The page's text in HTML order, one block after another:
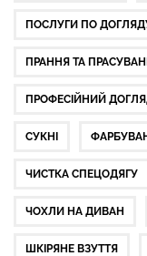
ПОСЛУГИ ПО
ПРАННЯ ТА
ПРОФЕСІЙНИЙ
СУКНІ
ЧИСТКА СПЕЦОДЯГУ
ЧОХЛИ НА ДИВАН
ШКІРЯНЕ ВЗУТТЯ